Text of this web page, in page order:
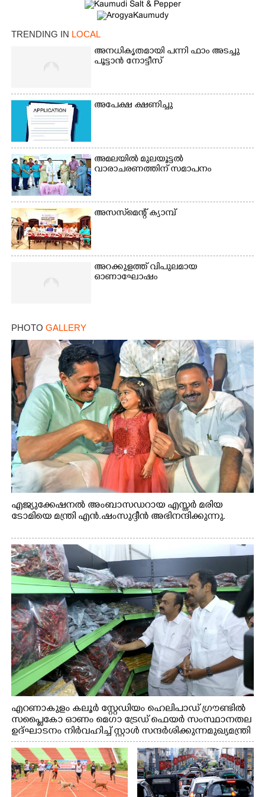
TRENDING IN LOCAL
അനധികൃതമായി പന്നി ഫാം അടച്ചു
പൂട്ടാൻ നോട്ടീസ്
അപേക്ഷ ക്ഷണിച്ചു
അമലയിൽ മുലയൂട്ടൽ
വാരാചരണത്തിന് സമാപനം
അസസ്‌മെന്റ് ക്യാമ്പ്
അറക്കുളത്ത് വിപുലമായ
ഓണാഘോഷം
PHOTO GALLERY
എജ്യുക്കേഷനൽ അംബാസഡറായ എസ്തർ മരിയ
ടോമിയെ മന്ത്രി എൻ.ഷംസുദ്ദീൻ അഭിനന്ദിക്കുന്നു.
എറണാകുളം കലൂർ സ്റ്റേഡിയം ഹെലിപാഡ് ഗ്രൗണ്ടിൽ
സപ്ളൈകോ ഓണം മെഗാ ട്രേഡ് ഫെയർ സംസ്ഥാനതല
ഉദ്ഘാടനം നിർവഹിച്ച് സ്റ്റാൾ സന്ദർശിക്കുന്ന മുഖ്യമന്ത്രി
വി.ഡി. സതീശൻ. മന്ത്രി അനൂപ് ജേക്കബ് സമീപം